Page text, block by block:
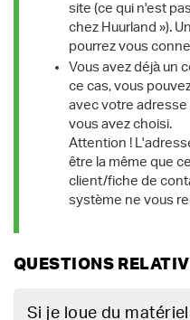
site (ce qui n'est
chez Huurland »).
pourrez vous
Vous avez déjà un
ce cas, vous
avec votre adresse
vous avez choisi.
Attention !
être la même que
client/fiche de
système ne vous
QUESTIONS
Si je loue du